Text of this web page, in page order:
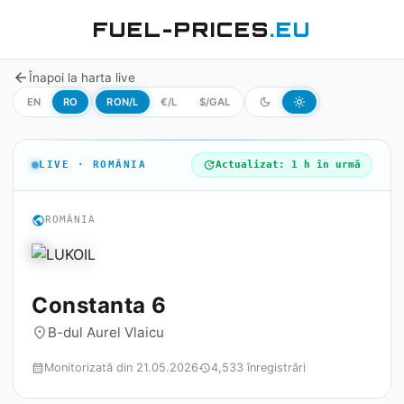
FUEL-PRICES.EU
arrow_backÎnapoi la harta live
EN RO RON/L €/L $/GAL dark_mode light_mode
LIVE · ROMÂNIA updateActualizat: 1 h în urmă
publicROMÂNIA
Constanta 6
place B-dul Aurel Vlaicu
calendar_monthMonitorizată din 21.05.2026history4,533 înregistrări